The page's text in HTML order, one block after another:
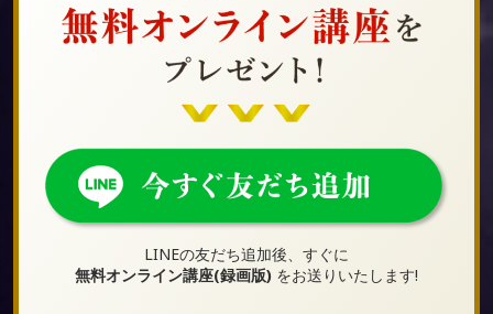
LINEの友だち追加後、すぐに
無料オンライン講座(録画版) をお送りいたします!